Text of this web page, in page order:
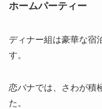
ホームパーティー
ディナー組は豪華な宿
す。
恋バナでは、さわが積
た。